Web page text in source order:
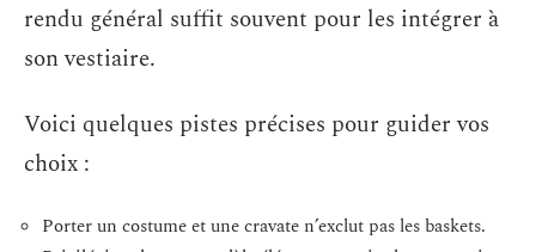
rendu général suffit souvent pour les intégrer à
son vestiaire.
Voici quelques pistes précises pour guider vos
choix :
Porter un costume et une cravate n’exclut pas les baskets.